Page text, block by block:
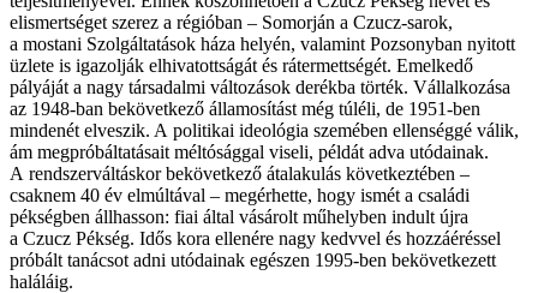
elismertséget szerez a régióban – Somorján a Czucz-sarok,
a mostani Szolgáltatások háza helyén, valamint Pozsonyban nyitott
üzlete is igazolják elhivatottságát és rátermettségét. Emelkedő
pályáját a nagy társadalmi változások derékba törték. Vállalkozása
az 1948-ban bekövetkező államosítást még túléli, de 1951-ben
mindenét elveszik. A politikai ideológia szemében ellenséggé válik,
ám megpróbáltatásait méltósággal viseli, példát adva utódainak.
A rendszerváltáskor bekövetkező átalakulás következtében –
csaknem 40 év elmúltával – megérhette, hogy ismét a családi
pékségben állhasson: fiai által vásárolt műhelyben indult újra
a Czucz Pékség. Idős kora ellenére nagy kedvvel és hozzáéréssel
próbált tanácsot adni utódainak egészen 1995-ben bekövetkezett
haláláig.